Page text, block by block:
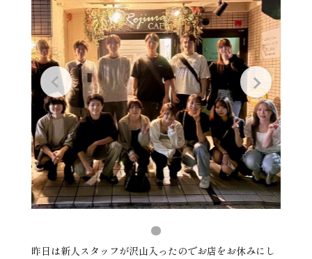
昨日は新人スタッフが沢山入ったのでお店をお休みにし